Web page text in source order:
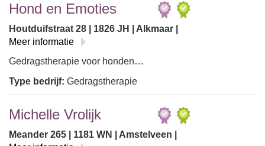
Hond en Emoties
Houtduifstraat 28 | 1826 JH | Alkmaar |
Meer informatie
Gedragstherapie voor honden…
Type bedrijf: Gedragstherapie
Michelle Vrolijk
Meander 265 | 1181 WN | Amstelveen |